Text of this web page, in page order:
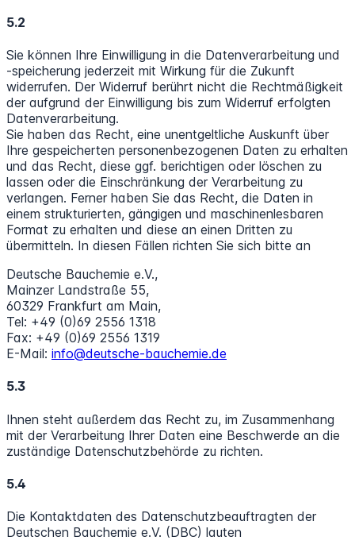
5.2
Sie können Ihre Einwilligung in die Datenverarbeitung und
-speicherung jederzeit mit Wirkung für die Zukunft
widerrufen. Der Widerruf berührt nicht die Rechtmäßigkeit
der aufgrund der Einwilligung bis zum Widerruf erfolgten
Datenverarbeitung.
Sie haben das Recht, eine unentgeltliche Auskunft über
Ihre gespeicherten personenbezogenen Daten zu erhalten
und das Recht, diese ggf. berichtigen oder löschen zu
lassen oder die Einschränkung der Verarbeitung zu
verlangen. Ferner haben Sie das Recht, die Daten in
einem strukturierten, gängigen und maschinenlesbaren
Format zu erhalten und diese an einen Dritten zu
übermitteln. In diesen Fällen richten Sie sich bitte an
Deutsche Bauchemie e.V.,
Mainzer Landstraße 55,
60329 Frankfurt am Main,
Tel: +49 (0)69 2556 1318
Fax: +49 (0)69 2556 1319
E-Mail: info@deutsche-bauchemie.de
5.3
Ihnen steht außerdem das Recht zu, im Zusammenhang
mit der Verarbeitung Ihrer Daten eine Beschwerde an die
zuständige Datenschutzbehörde zu richten.
5.4
Die Kontaktdaten des Datenschutzbeauftragten der
Deutschen Bauchemie e.V. (DBC) lauten